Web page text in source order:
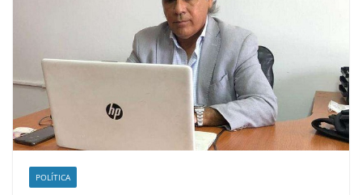
POLÍTICA